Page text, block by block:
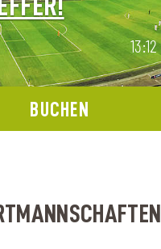
13:12
BUCHEN